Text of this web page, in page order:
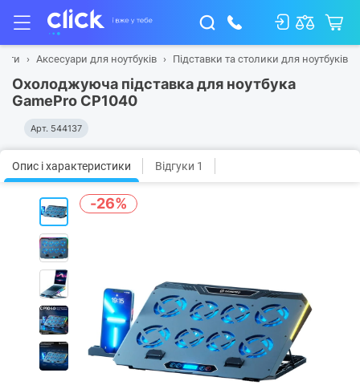
Аксесуари для ноутбуків Підставки та столики для ноутбуків
Охолоджуюча підставка для ноутбука
GamePro CP1040
Арт. 544137
Опис і характеристики Відгуки 1
-26%